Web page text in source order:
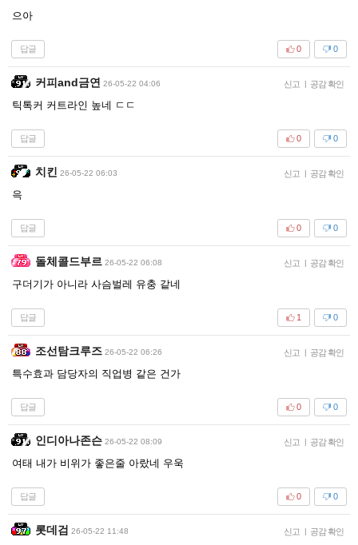
으아
답글 0
0
커피and금연 26-05-22 04:06 신고 | 공감 확인
틱톡커 커트라인 높네 ㄷㄷ
답글 0
0
치킨 26-05-22 06:03 신고 | 공감 확인
윽
답글 0
0
돌체콜드부르 26-05-22 06:08 신고 | 공감 확인
구더기가 아니라 사슴벌레 유충 같네
답글 0
1
조선탐크루즈 26-05-22 06:26 신고 | 공감 확인
특수효과 담당자의 직업병 같은 건가
답글 0
0
인디아나존슨 26-05-22 08:09 신고 | 공감 확인
여태 내가 비위가 좋은줄 아랐네 우욱
답글 0
0
롯데검 26-05-22 11:48 신고 | 공감 확인